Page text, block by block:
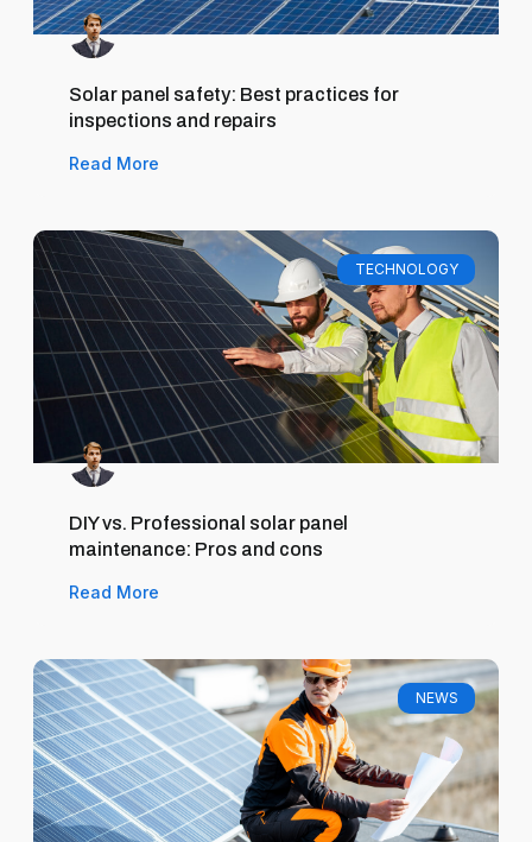
Solar panel safety: Best practices for
inspections and repairs
Read More
TECHNOLOGY
DIY vs. Professional solar panel
maintenance: Pros and cons
Read More
NEWS